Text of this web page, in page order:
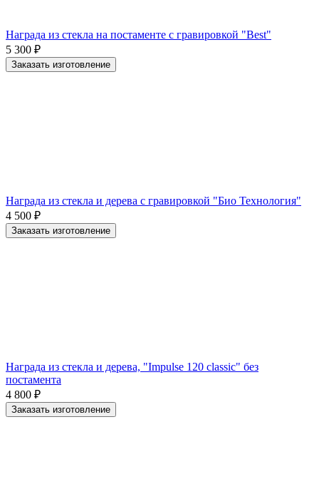
Награда из стекла на постаменте с гравировкой "Best"
5 300 ₽
Заказать изготовление
Награда из стекла и дерева с гравировкой "Био Технология"
4 500 ₽
Заказать изготовление
Награда из стекла и дерева, "Impulse 120 classic" без
постамента
4 800 ₽
Заказать изготовление